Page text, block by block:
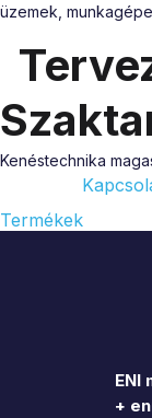
üzemek,
Kenéstechnika
Termékek
ENI
+